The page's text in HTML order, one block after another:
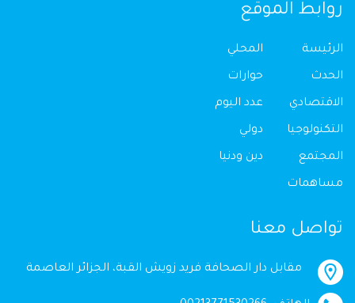
روابط الموقع
الرئيسة
الحدث
الاقتصادي
التكنولوجيا
المجتمع
مساهمات
المحلي
حوارات
عدد اليوم
دولي
دين ودنيا
تواصل معنا
مقابل دار الصحافة فريد زويش القبة، الجزائر العاصمة